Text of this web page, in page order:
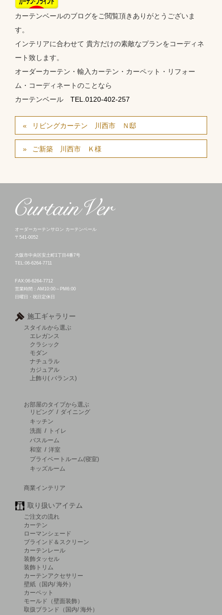
カーテンベールのブログをご閲覧頂きありがとうございま
す。
インテリアに合わせて 貴方だけの素敵なプランをコーディネ
ート致します。
オーダーカーテン・輸入カーテン・カーペット・リフォー
ム・コーディネートのことなら
カーテンベール TEL.0120-402-257
リビングカーテン 川西市 Ｎ邸
ご新築 川西市 Ｋ様
オーダーカーテンサロン カーテンベール
〒541-0052
大阪市中央区安土町1丁目4番7号
TEL:06-6264-7711
FAX:06-6264-7712
営業時間：AM10:00～PM6:00
日曜日・祝日定休日
施工ギャラリー
スタイルから選ぶ
エレガンス
クラシック
モダン
ナチュラル
カジュアル
上飾り( バランス)
お部屋のタイプから選ぶ
リビング / ダイニング
キッチン
洗面 /
トイレ
バスルーム
和室 / 洋室
プライベートルーム(寝室)
キッズルーム
商業インテリア
取り扱いアイテム
ご注文の流れ
カーテン
ローマンシェード
ブラインド＆スクリーン
カーテンレール
装飾タッセル
装飾トリム
カーテンアクセサリー
壁紙（国内/ 海外）
カーペット
モールド（壁面装飾）
取扱ブランド（国内/ 海外）